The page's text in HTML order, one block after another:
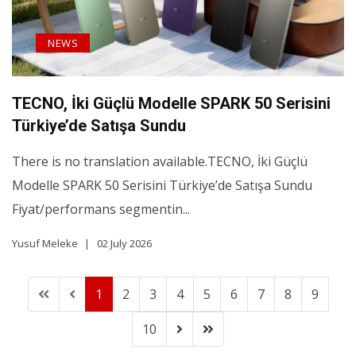
NEWS
TECNO, İki Güçlü Modelle SPARK 50 Serisini
Türkiye’de Satışa Sundu
There is no translation available.TECNO, İki Güçlü
Modelle SPARK 50 Serisini Türkiye’de Satışa Sundu
Fiyat/performans segmentin...
Yusuf Meleke 02 July 2026
1 2 3 4 5 6 7 8
9
10